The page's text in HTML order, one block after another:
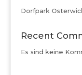
Dorfpark
Recent
Es sind keine